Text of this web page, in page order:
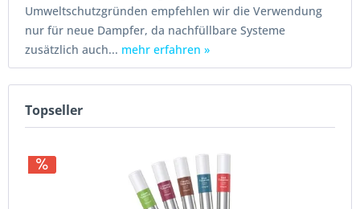
Umweltschutzgründen empfehlen wir die Verwendung
nur für neue Dampfer, da nachfüllbare Systeme
zusätzlich auch... mehr erfahren »
Topseller